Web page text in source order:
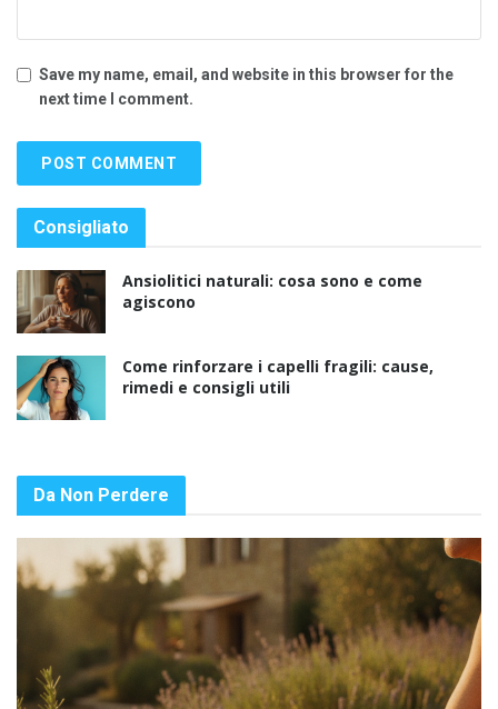
Save my name, email, and website in this browser for the
next time I comment.
Consigliato
Ansiolitici naturali: cosa sono e come
agiscono
Come rinforzare i capelli fragili: cause,
rimedi e consigli utili
Da Non Perdere